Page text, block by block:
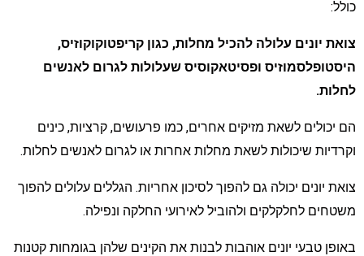
יונים עלולה להכיל מחלות, כגון קריפטוקוקוזיס,
ופסיטאקוסיס שעלולות לגרום לאנשים
יכולים לשאת מזיקים אחרים, כמו פרעושים, קרציות, כינים
שיכולות לשאת מחלות אחרות או לגרום לאנשים לחלות.
יונים יכולה גם להפוך לסיכון אחריות. הגללים עלולים להפוך
לחלקלקים ולהוביל לאירועי החלקה ונפילה.
טבעי יונים אוהבות לבנות את הקינים שלהן בגומחות קטנות